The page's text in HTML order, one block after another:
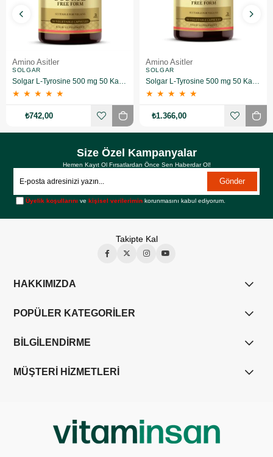
Amino Asitler
SOLGAR
★ ★ ★ ★ ★
₺742,00
Amino Asitler
SOLGAR
★ ★ ★ ★ ★
₺1.366,00
Size Özel Kampanyalar
Hemen Kayıt Ol Fırsatlardan Önce Sen Haberdar Ol!
Gönder
Üyelik koşullarını vekişisel verilerimin korunmasını kabul ediyorum.
Takipte Kal
HAKKIMIZDA
POPÜLER KATEGORİLER
BİLGİLENDİRME
MÜŞTERİ HİZMETLERİ